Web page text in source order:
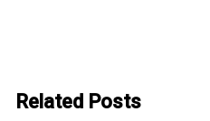
Related Posts